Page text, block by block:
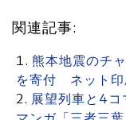
関連記事:
熊本地震のチ
を寄付 ネット印
展望列車と4